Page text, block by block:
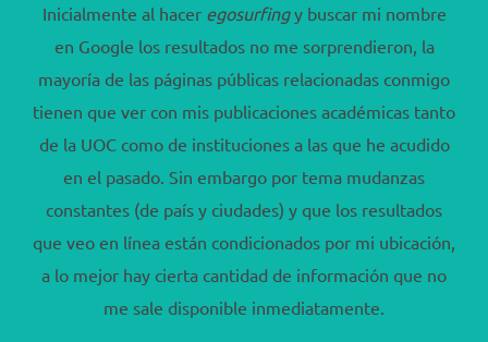
Inicialmente al hacer egosurfingy buscar mi nombre
en Google los resultados no me sorprendieron, la
mayoría de las páginas públicas relacionadas conmigo
tienen que ver con mis publicaciones académicas tanto
de la UOC como de instituciones a las que he acudido
en el pasado. Sin embargo por tema mudanzas
constantes (de país y ciudades) y que los resultados
que veo en línea están condicionados por mi ubicación,
a lo mejor hay cierta cantidad de información que no
me sale disponible inmediatamente.